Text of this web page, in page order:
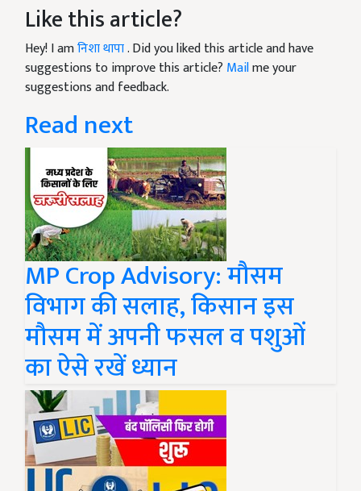
Like this article?
Hey! I amनिशा थापा. Did you liked this article and have
suggestions to improve this article? Mailme your
suggestions and feedback.
Read next
MP Crop Advisory: मौसम
विभाग की सलाह, किसान इस
मौसम में अपनी फसल व पशुओं
का ऐसे रखें ध्यान